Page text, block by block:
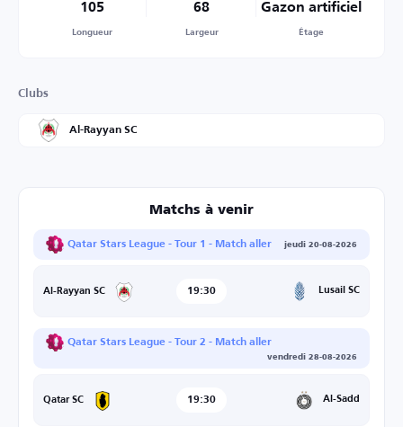
105
Longueur
68
Largeur
Gazon artificiel
Étage
Clubs
Al-Rayyan SC
Matchs à venir
Qatar Stars League - Tour 1 - Match aller jeudi 20-08-2026
Al-Rayyan SC 19:30 Lusail SC
Qatar Stars League - Tour 2 - Match aller
vendredi 28-08-2026
Qatar SC 19:30 Al-Sadd